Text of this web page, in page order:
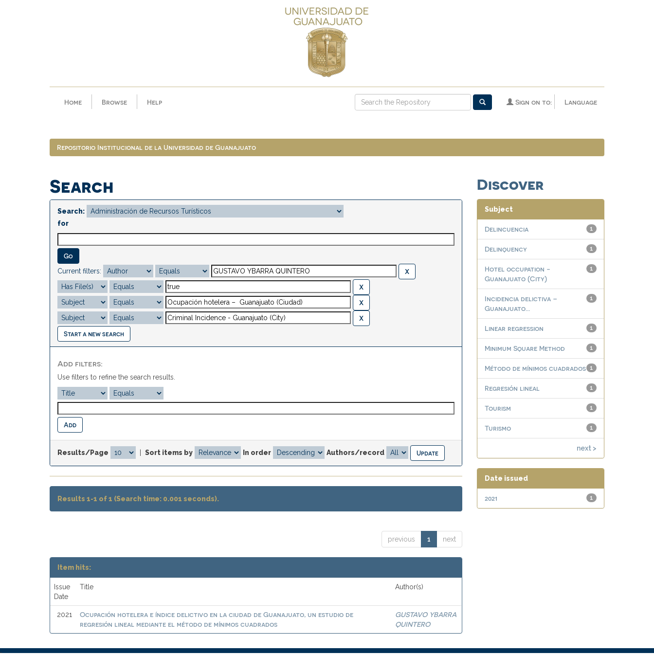
Home Browse Help Language
Sign on to:
Repositorio Institucional de la Universidad de Guanajuato
Search
Search:
for
Current filters:
Start a new search
Add filters:
Use filters to refine the search results.
Results/Page Sort items by In order Authors/record
Results 1-1 of 1 (Search time: 0.001 seconds).
previous 1 next
Item hits:
Issue
Date
Title Author(s)
2021
Ocupación hotelera e índice delictivo en la ciudad de Guanajuato, un estudio de
regresión lineal mediante el método de mínimos cuadrados
GUSTAVO YBARRA
QUINTERO
Discover
Subject
1
Delincuencia
1
Delinquency
1
Hotel occupation -
Guanajuato (City)
1
Incidencia delictiva –
Guanajuato...
1
Linear regression
1
Minimum Square Method
1
Método de mínimos cuadrados
1
Regresión lineal
1
Tourism
1
Turismo
next >
Date issued
1
2021